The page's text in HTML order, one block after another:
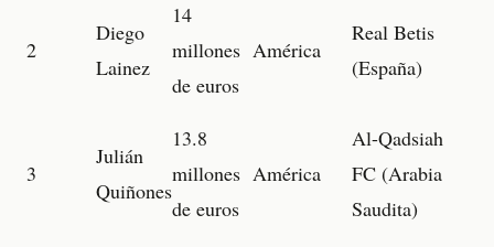
2
Diego
Lainez
14
millones
de euros
América
Real Betis
(España)
3
Julián
Quiñones
13.8
millones
de euros
América
Al-Qadsiah
FC (Arabia
Saudita)